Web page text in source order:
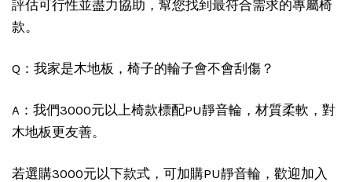
評估可行性並盡力協助，幫您找到最符合需求的專屬椅
款。
Q：我家是木地板，椅子的輪子會不會刮傷？
A：我們3000元以上椅款標配PU靜音輪，材質柔軟，對
木地板更友善。
若選購3000元以下款式，可加購PU靜音輪，歡迎加入